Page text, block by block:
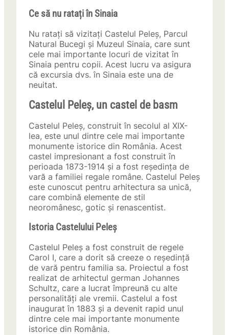
Ce să nu ratați în Sinaia
Nu ratați să vizitați Castelul Peleș, Parcul
Natural Bucegi și Muzeul Sinaia, care sunt
cele mai importante locuri de vizitat în
Sinaia pentru copii. Acest lucru va asigura
că excursia dvs. în Sinaia este una de
neuitat.
Castelul Peleș, un castel de basm
Castelul Peleș, construit în secolul al XIX-
lea, este unul dintre cele mai importante
monumente istorice din România. Acest
castel impresionant a fost construit în
perioada 1873-1914 și a fost reședința de
vară a familiei regale române. Castelul Peleș
este cunoscut pentru arhitectura sa unică,
care combină elemente de stil
neoromânesc, gotic și renascentist.
Istoria Castelului Peleș
Castelul Peleș a fost construit de regele
Carol I, care a dorit să creeze o reședință
de vară pentru familia sa. Proiectul a fost
realizat de arhitectul german Johannes
Schultz, care a lucrat împreună cu alte
personalități ale vremii. Castelul a fost
inaugurat în 1883 și a devenit rapid unul
dintre cele mai importante monumente
istorice din România.